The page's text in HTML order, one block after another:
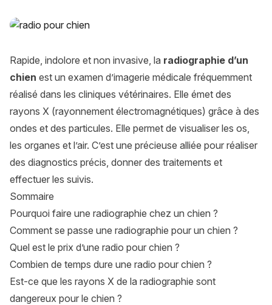
Radiographie chien : déroulement, prix et remboursement
Rapide, indolore et non invasive, la radiographie d’un
chien est un examen d’imagerie médicale fréquemment
réalisé dans les cliniques vétérinaires. Elle émet des
rayons X (rayonnement électromagnétiques) grâce à des
ondes et des particules. Elle permet de visualiser les os,
les organes et l’air. C’est une précieuse alliée pour réaliser
des diagnostics précis, donner des traitements et
effectuer les suivis.
Sommaire
Pourquoi faire une radiographie chez un chien ?
Comment se passe une radiographie pour un chien ?
Quel est le prix d’une radio pour chien ?
Combien de temps dure une radio pour chien ?
Est-ce que les rayons X de la radiographie sont
dangereux pour le chien ?